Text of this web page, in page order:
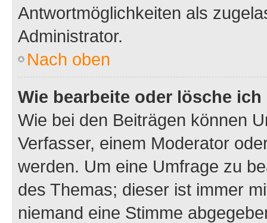
Antwortmöglichkeiten als
Administrator.
Nach oben
Wie bearbeite oder lösche
Wie bei den Beiträgen können
Verfasser, einem Moderator
werden. Um eine Umfrage zu
des Themas; dieser ist immer
niemand eine Stimme